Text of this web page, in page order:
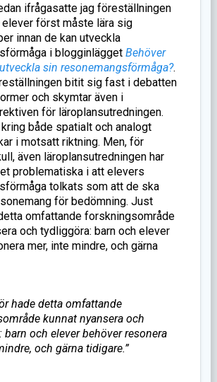
ifrågasatte jag föreställningen
elever först måste lära sig
innan de kan utveckla
i blogginlägget Behöver
sin resonemangsförmåga?.
bitit sig fast i debatten
och skymtar även i
för läroplansutredningen.
både spatialt och analogt
i motsatt riktning. Men, för
även läroplansutredningen har
problematiska i att elevers
tolkats som att de ska
för bedömning. Just
omfattande forskningsområde
och tydliggöra: barn och elever
mer, inte mindre, och gärna
hade detta omfattande
kunnat nyansera och
barn och elever behöver resonera
och gärna tidigare.”